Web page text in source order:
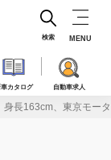
車カタログ 自動車求人
検索 MENU
身長163cm、東京モー